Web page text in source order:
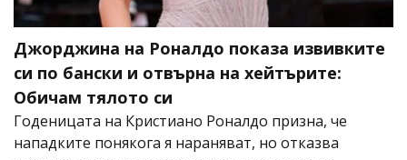
Джорджина на Роналдо показа извивките
си по бански и отвърна на хейтърите:
Обичам тялото си
Годеницата на Кристиано Роналдо призна, че
нападките понякога я нараняват, но отказва